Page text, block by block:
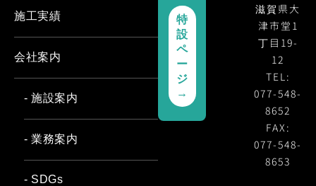
滋賀県大
津市堂1
丁目19-
12
TEL:
077-548-
8652
FAX:
077-548-
8653
特
設
ペ
ー
ジ
→
施工実績
会社案内
- 施設案内
- 業務案内
- SDGs